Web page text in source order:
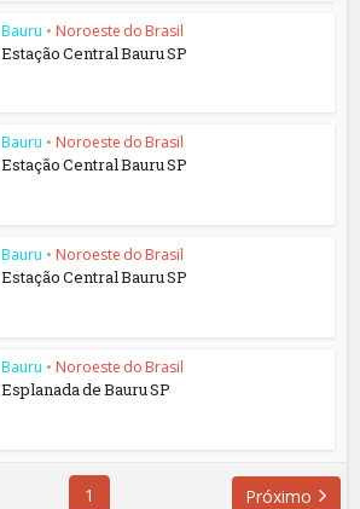
Bauru • Noroeste do Brasil
Estação Central Bauru SP
Bauru • Noroeste do Brasil
Estação Central Bauru SP
Bauru • Noroeste do Brasil
Estação Central Bauru SP
Bauru • Noroeste do Brasil
Esplanada de Bauru SP
1 Próximo